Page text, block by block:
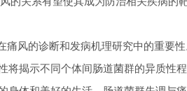
风的诊断和发病机理研究中的重要
将揭示不同个体间肠道菌群的异质性